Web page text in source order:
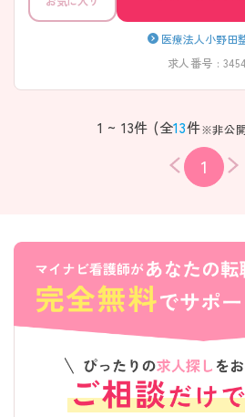
医療法人小野田
求人番号 :
1 ~ 13件 (全13件※非公
1